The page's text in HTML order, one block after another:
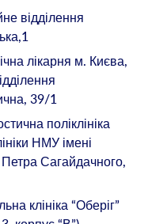
відділення
лікарня м. Києва,
39/1
поліклініка
НМУ імені
Сагайдачного,
клініка “Оберіг”